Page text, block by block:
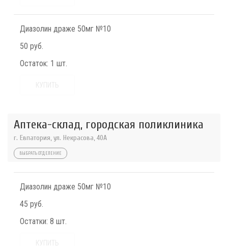
Диазолин драже 50мг №10
50 руб.
Остаток: 1 шт.
Аптека-склад, городская поликлиника
г. Евпатория, ул. Некрасова, 40A
ВЫБРАТЬ ОТДЕЛЕНИЕ
Диазолин драже 50мг №10
45 руб.
Остатки: 8 шт.